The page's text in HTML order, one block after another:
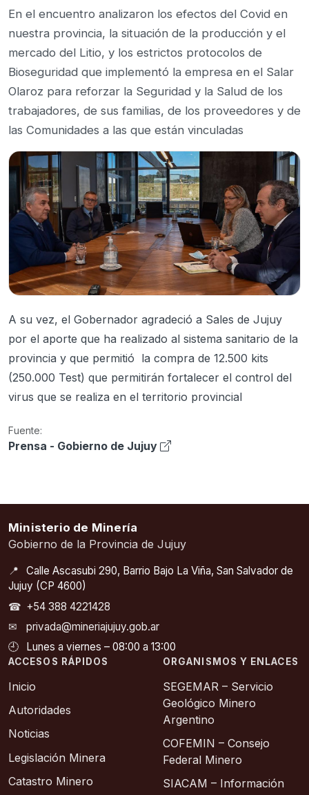
En el encuentro analizaron los efectos del Covid en
nuestra provincia, la situación de la producción y el
mercado del Litio, y los estrictos protocolos de
Bioseguridad que implementó la empresa en el Salar
Olaroz para reforzar la Seguridad y la Salud de los
trabajadores, de sus familias, de los proveedores y de
las Comunidades a las que están vinculadas
A su vez, el Gobernador agradeció a Sales de Jujuy
por el aporte que ha realizado al sistema sanitario de la
provincia y que permitió la compra de 12.500 kits
(250.000 Test) que permitirán fortalecer el control del
virus que se realiza en el territorio provincial
Fuente:
Prensa - Gobierno de Jujuy
Ministerio de Minería
Gobierno de la Provincia de Jujuy
📍
Calle Ascasubi 290, Barrio Bajo La Viña, San Salvador de
Jujuy (CP 4600)
☎ +54 388 4221428
✉
privada@mineriajujuy.gob.ar
🕘
Lunes a viernes – 08:00 a 13:00
ACCESOS RÁPIDOS
Inicio
Autoridades
Noticias
Legislación Minera
Catastro Minero
ORGANISMOS Y ENLACES
SEGEMAR – Servicio
Geológico Minero
Argentino
COFEMIN – Consejo
Federal Minero
SIACAM – Información